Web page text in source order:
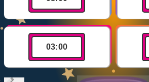
НАВЧАЛЬНИЙ ПЛАН
Select curriculum
03:00